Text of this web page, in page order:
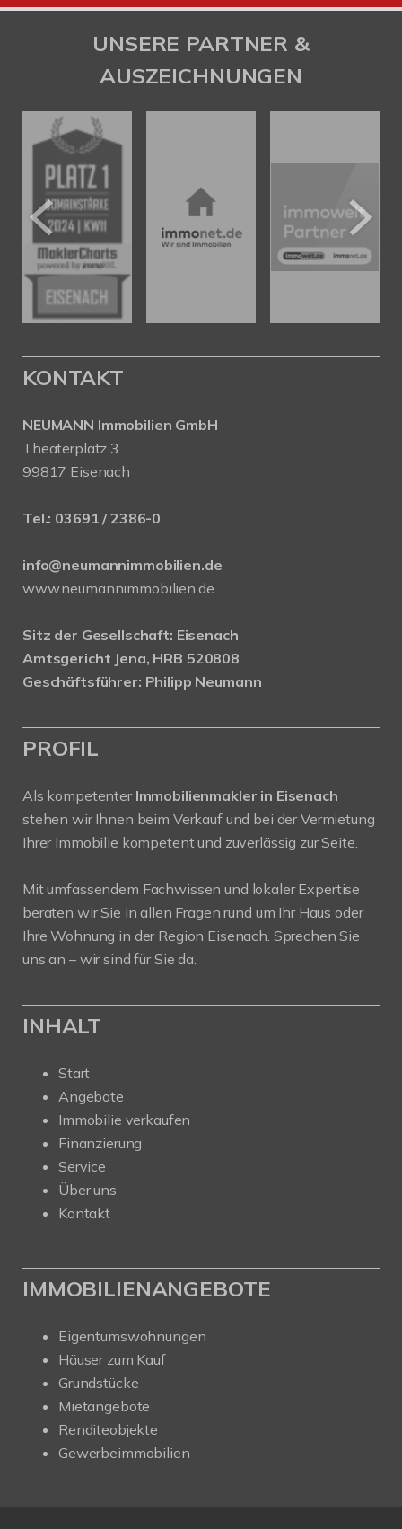
UNSERE PARTNER &
AUSZEICHNUNGEN
KONTAKT
NEUMANN Immobilien GmbH
Theaterplatz 3
99817 Eisenach
Tel.: 03691 / 2386-0
info@neumannimmobilien.de
www.neumannimmobilien.de
Sitz der Gesellschaft: Eisenach
Amtsgericht Jena, HRB 520808
Geschäftsführer: Philipp Neumann
PROFIL
Als kompetenter Immobilienmakler in Eisenach
stehen wir Ihnen beim Verkauf und bei der Vermietung
Ihrer Immobilie kompetent und zuverlässig zur Seite.
Mit umfassendem Fachwissen und lokaler Expertise
beraten wir Sie in allen Fragen rund um Ihr Haus oder
Ihre Wohnung in der Region Eisenach. Sprechen Sie
uns an – wir sind für Sie da.
INHALT
Start
Angebote
Immobilie verkaufen
Finanzierung
Service
Über uns
Kontakt
IMMOBILIENANGEBOTE
Eigentumswohnungen
Häuser zum Kauf
Grundstücke
Mietangebote
Renditeobjekte
Gewerbeimmobilien